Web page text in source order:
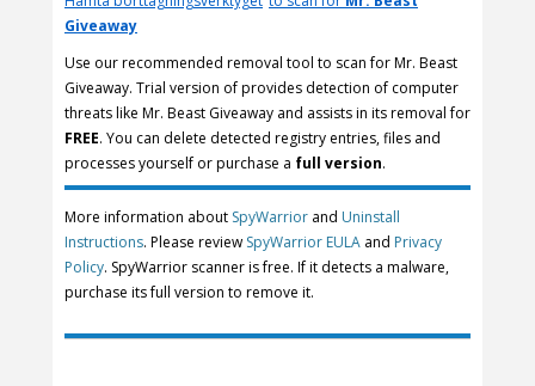
Giveaway
Use our recommended removal tool to scan for Mr. Beast
Giveaway. Trial version of provides detection of computer
threats like Mr. Beast Giveaway and assists in its removal for
FREE. You can delete detected registry entries, files and
processes yourself or purchase a full version.
More information about SpyWarrior and Uninstall
Instructions. Please review SpyWarrior EULA and Privacy
Policy. SpyWarrior scanner is free. If it detects a malware,
purchase its full version to remove it.